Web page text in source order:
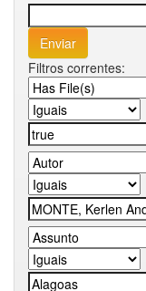
Filtros correntes: